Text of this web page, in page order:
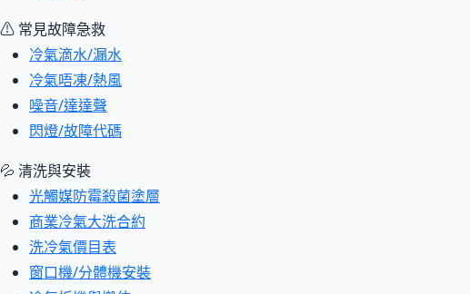
⚠ 常見故障急救
冷氣滴水/漏水
冷氣唔凍/熱風
噪音/達達聲
閃燈/故障代碼
💦 清洗與安裝
光觸媒防霉殺菌塗層
商業冷氣大洗合約
洗冷氣價目表
窗口機/分體機安裝